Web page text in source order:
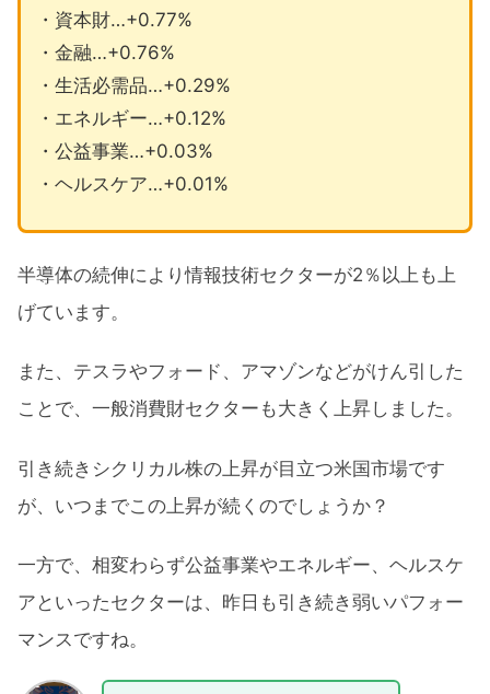
・資本財…+0.77%
・金融…+0.76%
・生活必需品…+0.29%
・エネルギー…+0.12%
・公益事業…+0.03%
・ヘルスケア…+0.01%
半導体の続伸により情報技術セクターが2％以上も上
げています。
また、テスラやフォード、アマゾンなどがけん引した
ことで、一般消費財セクターも大きく上昇しました。
引き続きシクリカル株の上昇が目立つ米国市場です
が、いつまでこの上昇が続くのでしょうか？
一方で、相変わらず公益事業やエネルギー、ヘルスケ
アといったセクターは、昨日も引き続き弱いパフォー
マンスですね。